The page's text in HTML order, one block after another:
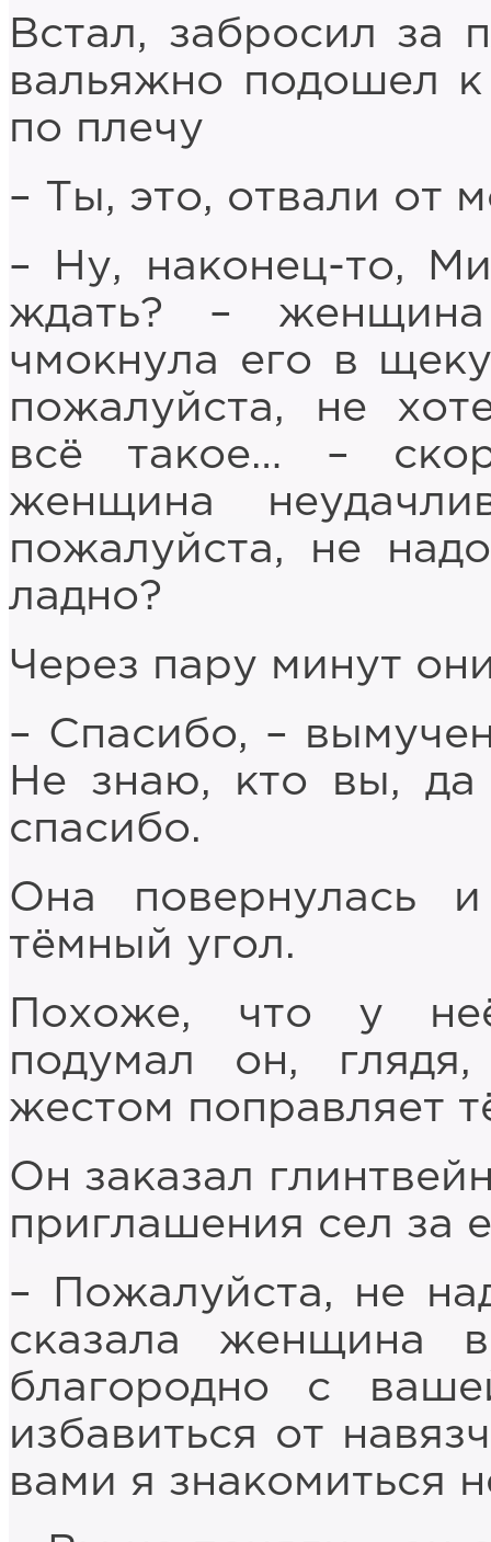
Встал, забросил за
вальяжно подошел
по плечу
– Ты, это, отвали от
– Ну, наконец-то,
ждать? –
чмокнула его в
пожалуйста, не
всё такое… –
женщина
пожалуйста, не
ладно?
Через пару минут
– Спасибо, –
Не знаю, кто вы, да
спасибо.
Она повернулась
тёмный угол.
Похоже, что у
подумал он,
жестом поправляет
Он заказал
приглашения сел за
– Пожалуйста, не
сказала женщина
благородно с
избавиться от
вами я знакомиться